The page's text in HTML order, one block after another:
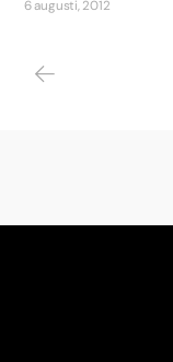
6 augusti, 2012